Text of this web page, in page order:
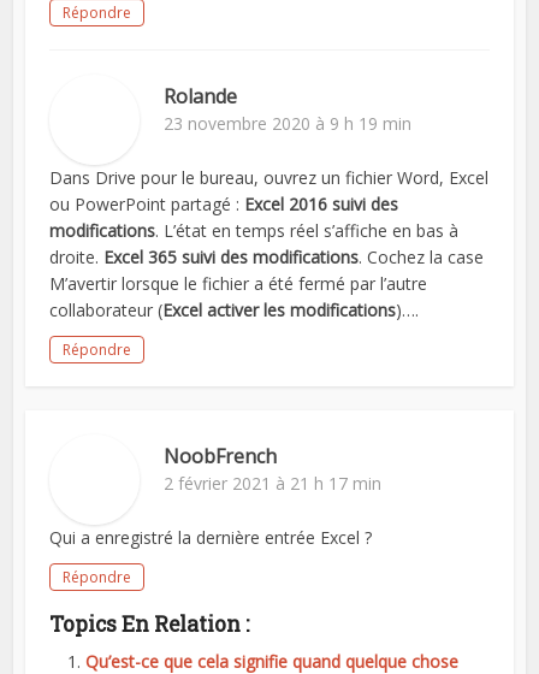
Répondre
Rolande
23 novembre 2020 à 9 h 19 min
Dans Drive pour le bureau, ouvrez un fichier Word, Excel
ou PowerPoint partagé : Excel 2016 suivi des
modifications. L’état en temps réel s’affiche en bas à
droite. Excel 365 suivi des modifications. Cochez la case
M’avertir lorsque le fichier a été fermé par l’autre
collaborateur (Excel activer les modifications)….
Répondre
NoobFrench
2 février 2021 à 21 h 17 min
Qui a enregistré la dernière entrée Excel ?
Répondre
Topics En Relation :
Qu’est-ce que cela signifie quand quelque chose